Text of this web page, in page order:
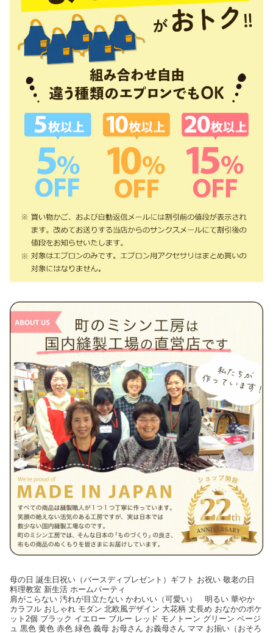
母の日 誕生日祝い（バースディプレゼント）ギフト お祝い 敬老の日
料理教室 新生活 ホームパーティ
肩がこらない 汚れが目立たない かわいい（可愛い） 明るい 華やか
カラフル おしゃれ モダン 北欧風デザイン 大花柄 丈長め おなかのポケ
ット2個 ブラック イエロー ブルー レッド モノトーン グリーン ベージ
ュ 黒色 黄色 赤色 緑色 義母 お母さん お義母さん ママ お揃い（おそろ